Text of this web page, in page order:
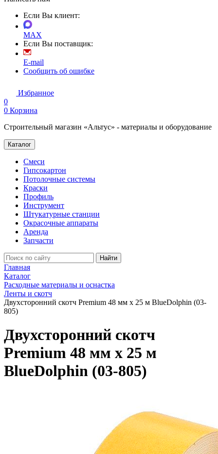
Если Вы клиент:
MAX
Если Вы поставщик:
E-mail
Сообщить об ошибке
Избранное
0
0 Корзина
Строительный магазин «Альтус» - материалы и оборудование
Каталог
Смеси
Гипсокартон
Потолочные системы
Краски
Профиль
Инструмент
Штукатурные станции
Окрасочные аппараты
Аренда
Запчасти
Найти
Главная
Каталог
Расходные материалы и оснастка
Ленты и скотч
Двухсторонний скотч Premium 48 мм х 25 м BlueDolphin (03-
805)
Двухсторонний скотч
Premium 48 мм х 25 м
BlueDolphin (03-805)